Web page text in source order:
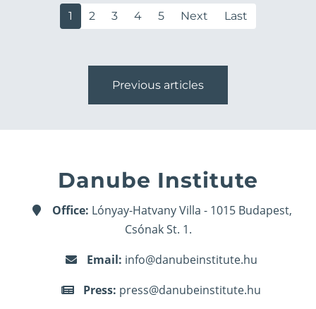
1 2 3 4 5 Next Last
Previous articles
Danube Institute
Office: Lónyay-Hatvany Villa - 1015 Budapest,
Csónak St. 1.
Email: info@danubeinstitute.hu
Press: press@danubeinstitute.hu